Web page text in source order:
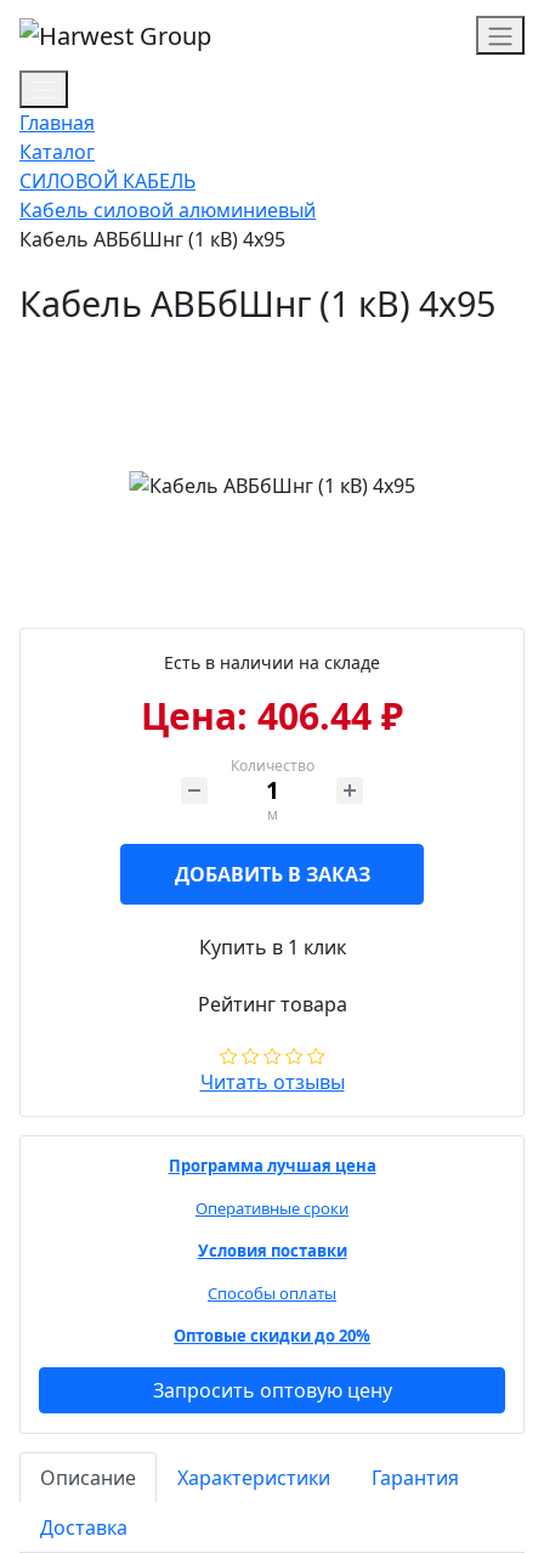
Главная
Каталог
СИЛОВОЙ КАБЕЛЬ
Кабель силовой алюминиевый
Кабель АВБбШнг (1 кВ) 4х95
Кабель АВБбШнг (1 кВ) 4х95
Есть в наличии на складе
Цена: 406.44 ₽
Количество
м
ДОБАВИТЬ В ЗАКАЗ
Купить в 1 клик
Рейтинг товара
Читать отзывы
Программа лучшая цена
Оперативные сроки
Условия поставки
Способы оплаты
Оптовые скидки до 20%
Запросить оптовую цену
Описание Характеристики
Гарантия
Доставка